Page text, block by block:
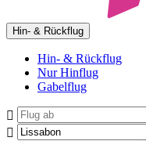
Hin- & Rückflug
Hin- & Rückflug
Nur Hinflug
Gabelflug